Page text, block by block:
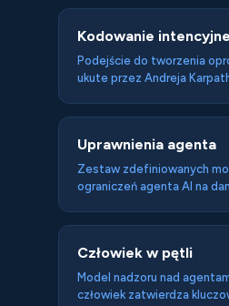
niezabezpieczenie, lub
odpowiedzi przez
study: 1,5 miliona API keys
Kodowanie intencyjne
Podejście do tworzenia
ukute przez Andreja
(ryzyko produkcyjne) do
przyspieszenia z weryfikacją
Uprawnienia agenta
Zestaw zdefiniowanych
ograniczeń agenta AI na
Człowiek w pętli
Model nadzoru nad
człowiek zatwierdza